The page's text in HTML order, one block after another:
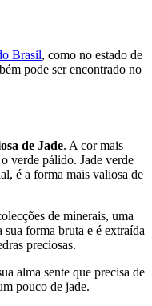
Brasil, como no estado de
pode ser encontrado no
de Jade. A cor mais
verde pálido. Jade verde
é a forma mais valiosa de
de minerais, uma
sua forma bruta e é extraída
preciosas.
alma sente que precisa de
pouco de jade.